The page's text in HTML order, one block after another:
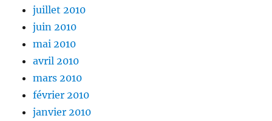
juillet 2010
juin 2010
mai 2010
avril 2010
mars 2010
février 2010
janvier 2010